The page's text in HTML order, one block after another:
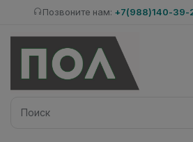
Позвоните нам: +7(988)140-39-